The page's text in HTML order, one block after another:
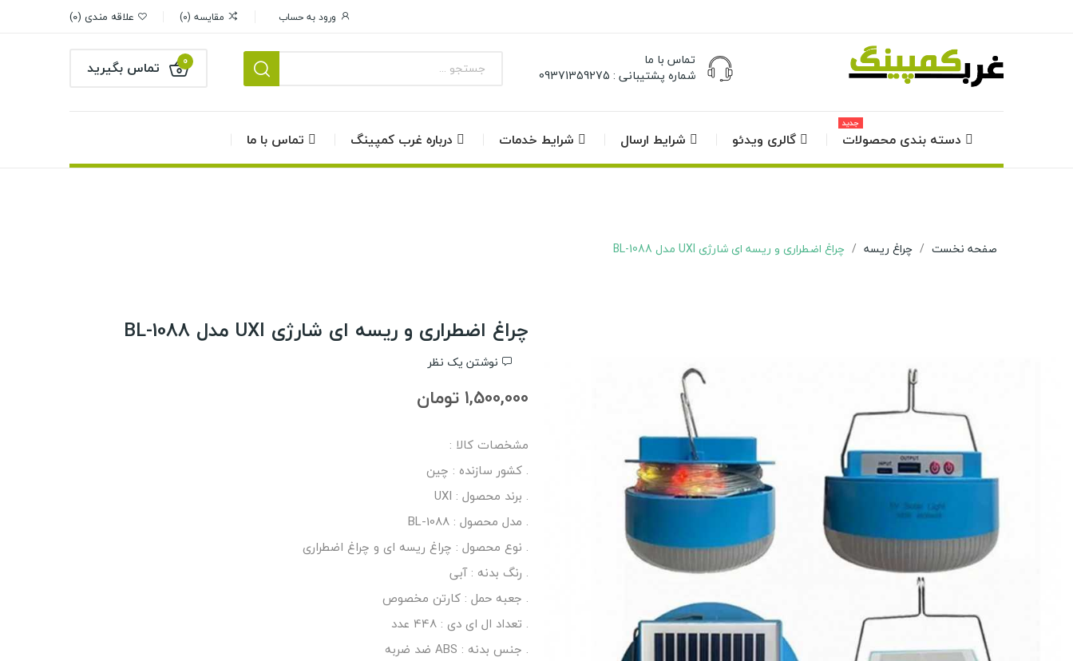
ورود به حساب مقایسه 0 علاقه مندی 0
تماس با ما
شماره پشتیبانی : 09371359275
تماس بگیرید 0
دسته بندی محصولات
جدید
گالری ویدئو شرایط ارسال شرایط خدمات درباره غرب کمپینگ تماس با ما
صفحه نخست چراغ ریسه چراغ اضطراری و ریسه ای شارژی UXI مدل BL-1088
چراغ اضطراری و ریسه ای شارژی UXI مدل BL-1088
نوشتن یک نظر
1,500,000 تومان
مشخصات کالا :
. کشور سازنده : چین
. برند محصول : UXI
. مدل محصول : BL-1088
. نوع محصول : چراغ ریسه ای و چراغ اضطراری
. رنگ بدنه : آبی
. جعبه حمل : کارتن مخصوص
. تعداد ال ای دی : 448 عدد
. جنس بدنه : ABS ضد ضربه